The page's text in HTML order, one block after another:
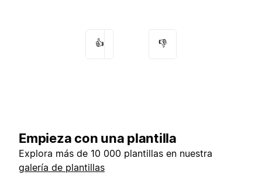
👍 👎
Empieza con una plantilla
Explora más de 10 000 plantillas en nuestra
galería de plantillas